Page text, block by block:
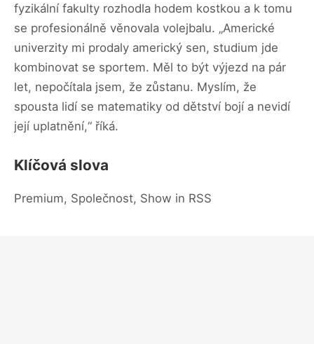
fyzikální fakulty rozhodla hodem kostkou a k tomu
se profesionálně věnovala volejbalu. „Americké
univerzity mi prodaly americký sen, studium jde
kombinovat se sportem. Měl to být výjezd na pár
let, nepočítala jsem, že zůstanu. Myslím, že
spousta lidí se matematiky od dětství bojí a nevidí
její uplatnění,“ říká.
Klíčová slova
Premium, Společnost, Show in RSS